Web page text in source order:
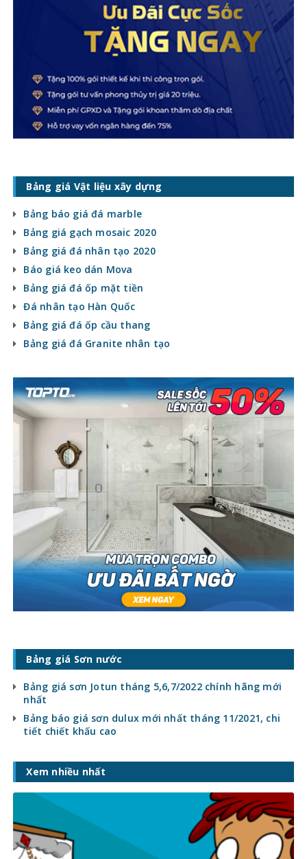
Bảng giá Vật liệu xây dựng
Bảng báo giá đá marble
Bảng giá gạch mosaic 2020
Bảng giá đá nhân tạo 2020
Báo giá keo dán Mova
Bảng giá đá ốp mặt tiền
Đá nhân tạo Hàn Quốc
Bảng giá đá ốp cầu thang
Bảng giá đá Granite nhân tạo
Bảng giá Sơn nước
Bảng giá sơn Jotun tháng 5,6,7/2022 chính hãng mới
nhất
Bảng báo giá sơn dulux mới nhất tháng 11/2021, chi
tiết chiết khấu cao
Xem nhiều nhất